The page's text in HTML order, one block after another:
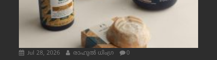
Jul 28, 2026 രാഹുല്‍ ധിംഗ്ര 0